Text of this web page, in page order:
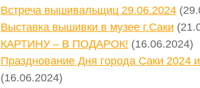
Встреча вышивальщиц 29.06.2024
Выставка вышивки в музее г.Саки
КАРТИНУ – В ПОДАРОК! (16.06.2024)
Празднование Дня города Саки
(16.06.2024)